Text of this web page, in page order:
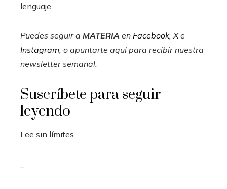
lenguaje.
Puedes seguir a MATERIA en Facebook, Xe
Instagram , o apuntarte aquí para recibirnuestra
newsletter semanal
Suscríbete para seguir
leyendo
Lee sin límites